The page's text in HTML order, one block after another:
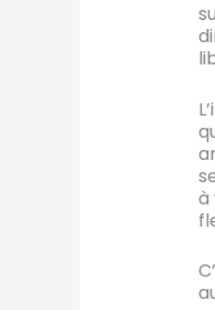
à